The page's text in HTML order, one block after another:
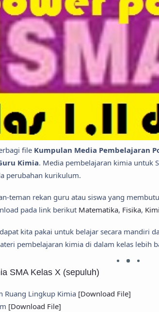
file Kumpulan Media Pembelajaran
Kimia. Media pembelajaran kimia untuk
perubahan kurikulum.
teman rekan guru atau siswa yang
pada link berikut Matematika, Fisika,
kita pakai untuk belajar secara mandiri
pembelajaran kimia di dalam kelas lebih
SMA Kelas X (sepuluh)
Ruang Lingkup Kimia [Download File]
[Download File]